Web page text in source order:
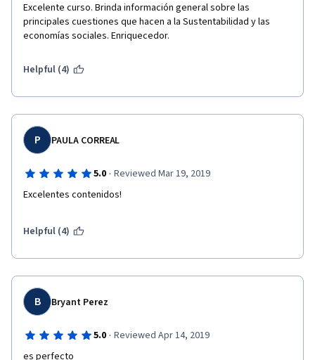
Excelente curso. Brinda información general sobre las
principales cuestiones que hacen a la Sustentabilidad y las
economías sociales. Enriquecedor.
Helpful (4)
P PAULA CORREAL
5.0 · Reviewed Mar 19, 2019
Excelentes contenidos!
Helpful (4)
B Bryant Perez
5.0 · Reviewed Apr 14, 2019
es perfecto